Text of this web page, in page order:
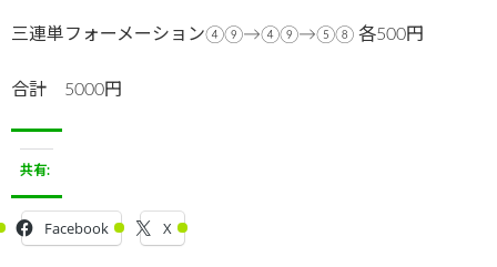
三連単フォーメーション④⑨→④⑨→⑤⑧ 各500円
合計 5000円
共有:
Facebook X